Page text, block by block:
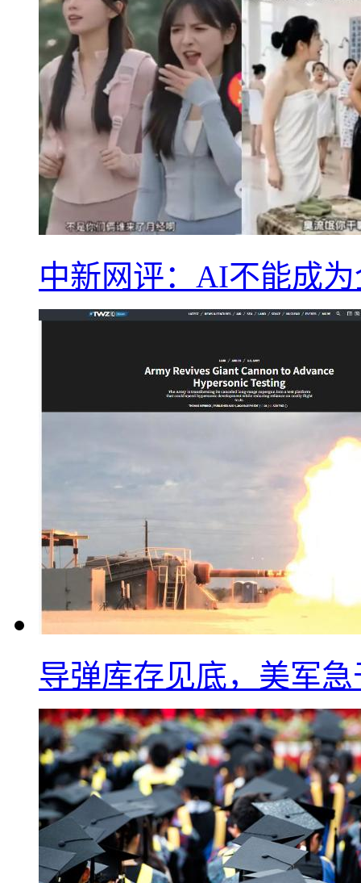
中新网评：AI不能成
导弹库存见底，美军